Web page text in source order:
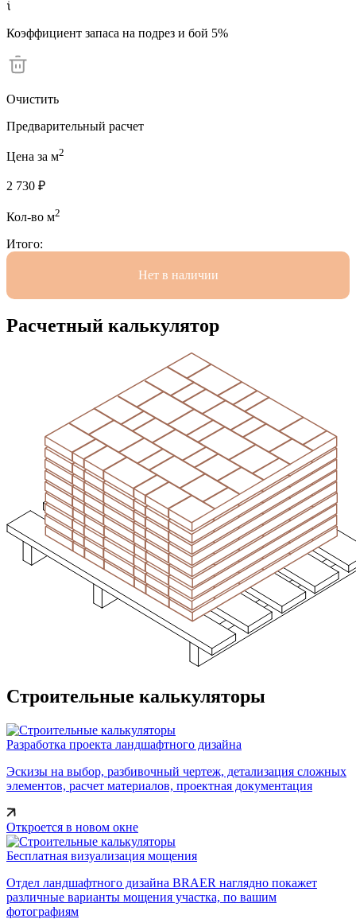
Коэффициент запаса на подрез и бой 5%
Очистить
Предварительный расчет
Цена за м2
2 730 ₽
Кол-во м2
Итого:
Hет в наличии
Расчетный калькулятор
Строительные калькуляторы
Разработка проекта ландшафтного дизайна
Эскизы на выбор, разбивочный чертеж, детализация сложных
элементов, расчет материалов, проектная документация
Откроется в новом окне
Бесплатная визуализация мощения
Отдел ландшафтного дизайна BRAER наглядно покажет
различные варианты мощения участка, по вашим
фотографиям